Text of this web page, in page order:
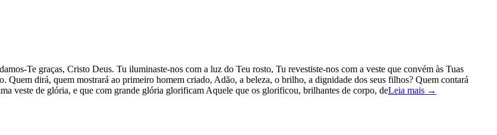
Te graças, Cristo Deus. Tu iluminaste-nos com a luz do Teu rosto, Tu revestiste-nos com a veste que convém às Tuas
dirá, quem mostrará ao primeiro homem criado, Adão, a beleza, o brilho, a dignidade dos seus filhos? Quem contará
veste de glória, e que com grande glória glorificam Aquele que os glorificou, brilhantes de corpo, deLeia mais →